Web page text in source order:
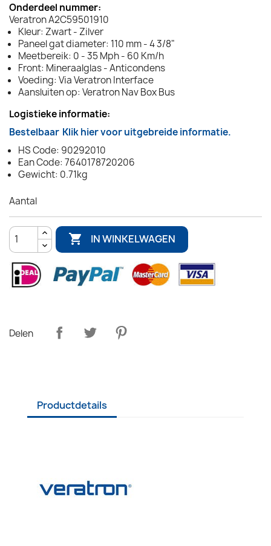
Onderdeel nummer:
Veratron A2C59501910
Kleur: Zwart - Zilver
Paneel gat diameter: 110 mm - 4 3/8"
Meetbereik: 0 - 35 Mph - 60 Km/h
Front: Mineraalglas - Anticondens
Voeding: Via Veratron Interface
Aansluiten op: Veratron Nav Box Bus
Logistieke informatie:
Bestelbaar Klik hier voor uitgebreide informatie.
HS Code: 90292010
Ean Code: 7640178720206
Gewicht: 0.71kg
Aantal
 IN WINKELWAGEN
Delen
Productdetails